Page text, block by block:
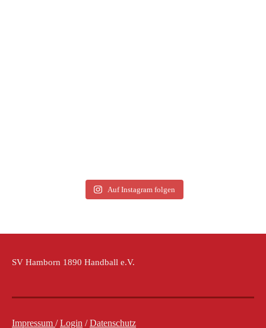
Auf Instagram folgen
SV Hamborn 1890 Handball e.V.
Impressum /Login /Datenschutz